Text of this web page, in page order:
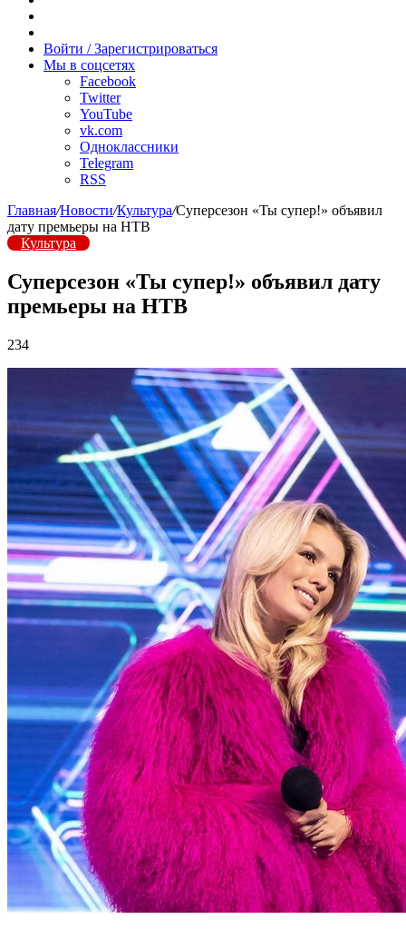
радио
Войти / Зарегистрироваться
Мы в соцсетях
Facebook
Twitter
YouTube
vk.com
Одноклассники
Telegram
RSS
Главная/Новости/Культура/Суперсезон «Ты супер!» объявил
дату премьеры на НТВ
Культура
Суперсезон «Ты супер!» объявил дату
премьеры на НТВ
234